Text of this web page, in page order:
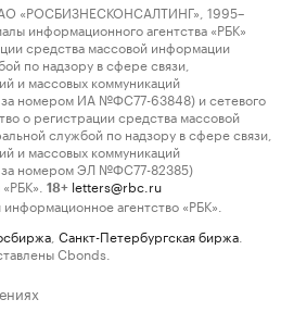
«РОСБИЗНЕСКОНСАЛТИНГ», 1995–
информационного агентства «РБК»
средства массовой информации
по надзору в сфере связи,
и массовых коммуникаций
за номером ИА №ФС77-63848) и сетевого
о регистрации средства массовой
службой по надзору в сфере связи,
и массовых коммуникаций
за номером ЭЛ №ФС77-82385)
18+ letters@rbc.ru
агентство «РБК».
Санкт-Петербургская биржа
Cbonds.